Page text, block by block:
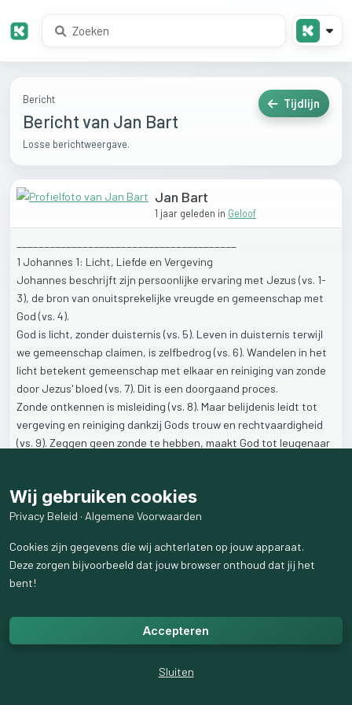
Bericht
Bericht van Jan Bart
Losse berichtweergave.
Tijdlijn
Jan Bart
1 jaar geleden in Geloof
1 Johannes 1: Licht, Liefde en Vergeving
Johannes beschrijft zijn persoonlijke ervaring met Jezus (vs. 1-
3), de bron van onuitsprekelijke vreugde en gemeenschap met
God (vs. 4).
God is licht, zonder duisternis (vs. 5). Leven in duisternis terwijl
we gemeenschap claimen, is zelfbedrog (vs. 6). Wandelen in het
licht betekent gemeenschap met elkaar en reiniging van zonde
door Jezus' bloed (vs. 7). Dit is een doorgaand proces.
Zonde ontkennen is misleiding (vs. 8). Maar belijdenis leidt tot
vergeving en reiniging dankzij Gods trouw en rechtvaardigheid
(vs. 9). Zeggen geen zonde te hebben, maakt God tot leugenaar
gemeenschap?Belijdjezondenenvertrouw
reiniging?1Johannes1nodigtuittoteen
________________________________________
Wij gebruiken cookies
Privacy Beleid · Algemene Voorwaarden
Cookies zijn gegevens die wij achterlaten op jouw apparaat.
Deze zorgen bijvoorbeeld dat jouw browser onthoud dat jij het
bent!
Accepteren
Sluiten